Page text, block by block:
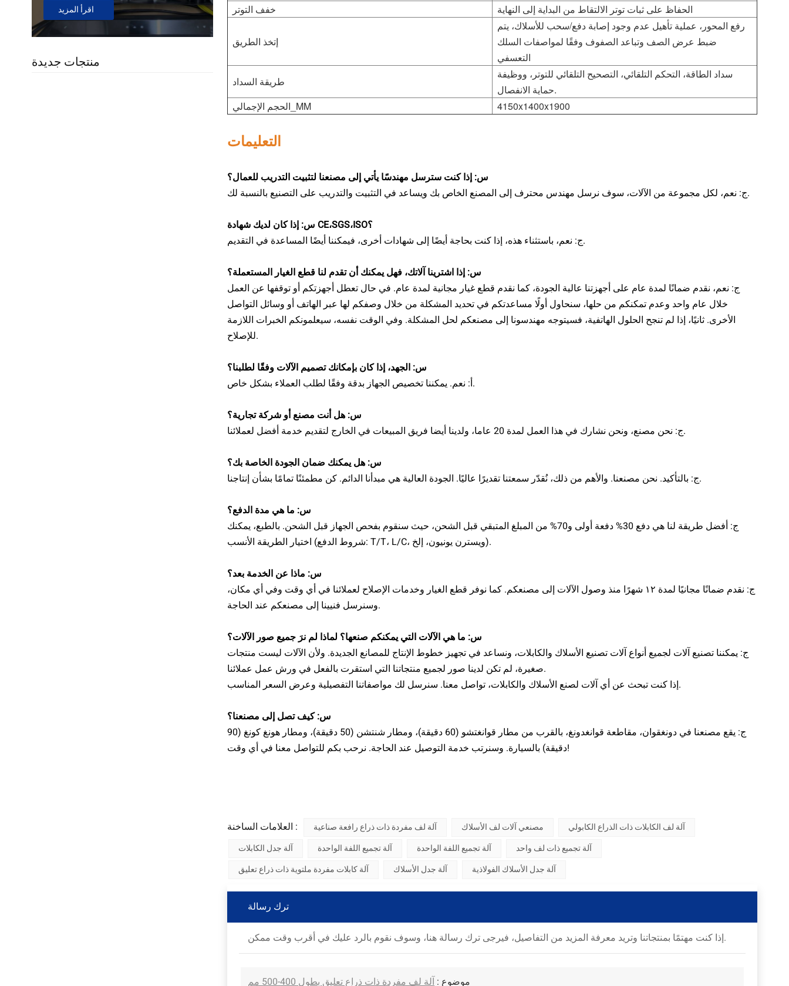
منتجات جديدة
خفف التوتر
الحفاظ على ثبات توتر الالتقاط من البداية إلى النهاية
إتخذ الطريق
رفع المحور، عملية تأهيل عدم وجود إصابة دفع/سحب للأسلاك، يتم
ضبط عرض الصف وتباعد الصفوف وفقًا لمواصفات السلك
التعسفي
طريقة السداد
سداد الطاقة، التحكم التلقائي، التصحيح التلقائي للتوتر، ووظيفة
حماية الانفصال.
الحجم الإجمالي_MM
4150x1400x1900
التعليمات
س: إذا كنت سترسل مهندسًا يأتي إلى مصنعنا لتثبيت التدريب للعمال؟
ج: نعم، لكل مجموعة من الآلات، سوف نرسل مهندس محترف إلى المصنع الخاص بك ويساعد في التثبيت والتدريب على التصنيع بالنسبة لك.
س: إذا كان لديك شهادة CE،SGS،ISO؟
ج: نعم، باستثناء هذه، إذا كنت بحاجة أيضًا إلى شهادات أخرى، فيمكننا أيضًا المساعدة في التقديم.
س: إذا اشترينا آلاتك، فهل يمكنك أن تقدم لنا قطع الغيار المستعملة؟
ج: نعم، نقدم ضمانًا لمدة عام على أجهزتنا عالية الجودة، كما نقدم قطع غيار مجانية لمدة عام. في حال تعطل أجهزتكم أو توقفها عن العمل
خلال عام واحد وعدم تمكنكم من حلها، سنحاول أولًا مساعدتكم في تحديد المشكلة من خلال وصفكم لها عبر الهاتف أو وسائل التواصل
الأخرى. ثانيًا، إذا لم تنجح الحلول الهاتفية، فسيتوجه مهندسونا إلى مصنعكم لحل المشكلة. وفي الوقت نفسه، سيعلمونكم الخبرات اللازمة
للإصلاح.
س: الجهد، إذا كان بإمكانك تصميم الآلات وفقًا لطلبنا؟
أ: نعم.يمكننا تخصيص الجهاز بدقة وفقًا لطلب العملاء بشكل خاص.
س: هل أنت مصنع أو شركة تجارية؟
ج: نحن مصنع، ونحن نشارك في هذا العمل لمدة 20 عاما، ولدينا أيضا فريق المبيعات في الخارج لتقديم خدمة أفضل لعملائنا.
س: هل يمكنك ضمان الجودة الخاصة بك؟
ج: بالتأكيد. نحن مصنعنا. والأهم من ذلك، نُقدّر سمعتنا تقديرًا عاليًا. الجودة العالية هي مبدأنا الدائم. كن مطمئنًا تمامًا بشأن إنتاجنا.
س: ما هي مدة الدفع؟
ج: أفضل طريقة لنا هي دفع 30% دفعة أولى و70% من المبلغ المتبقي قبل الشحن، حيث سنقوم بفحص الجهاز قبل الشحن. بالطبع، يمكنك
اختيار الطريقة الأنسب (شروط الدفع: T/T، L/C، ويسترن يونيون، إلخ).
س: ماذا عن الخدمة بعد؟
ج: نقدم ضمانًا مجانيًا لمدة ١٢ شهرًا منذ وصول الآلات إلى مصنعكم. كما نوفر قطع الغيار وخدمات الإصلاح لعملائنا في أي وقت وفي أي مكان،
وسنرسل فنيينا إلى مصنعكم عند الحاجة.
س: ما هي الآلات التي يمكنكم صنعها؟ لماذا لم نرَ جميع صور الآلات؟
ج: يمكننا تصنيع آلات لجميع أنواع آلات تصنيع الأسلاك والكابلات، ونساعد في تجهيز خطوط الإنتاج للمصانع الجديدة. ولأن الآلات ليست منتجات
صغيرة، لم تكن لدينا صور لجميع منتجاتنا التي استقرت بالفعل في ورش عمل عملائنا.
إذا كنت تبحث عن أي آلات لصنع الأسلاك والكابلات، تواصل معنا. سنرسل لك مواصفاتنا التفصيلية وعرض السعر المناسب.
س: كيف تصل إلى مصنعنا؟
ج: يقع مصنعنا في دونغقوان، مقاطعة قوانغدونغ، بالقرب من مطار قوانغتشو (60 دقيقة)، ومطار شنتشن (50 دقيقة)، ومطار هونغ كونغ (90
دقيقة) بالسيارة. وسنرتب خدمة التوصيل عند الحاجة. نرحب بكم للتواصل معنا في أي وقت!
العلامات الساخنة : آلة لف مفردة ذات ذراع رافعة صناعية مصنعي آلات لف الأسلاك
آلة لف الكابلات ذات الذراع الكابولي
آلة جدل الكابلات
آلة تجميع اللفة الواحدة آلة تجميع اللفة الواحدة
آلة تجميع ذات لف واحد
آلة كابلات مفردة ملتوية ذات ذراع تعليق
آلة جدل الأسلاك آلة جدل الأسلاك الفولاذية
ترك رسالة
إذا كنت مهتمًا بمنتجاتنا وتريد معرفة المزيد من التفاصيل، فيرجى ترك رسالة هنا، وسوف نقوم بالرد عليك في أقرب وقت ممكن.
موضوع : آلة لف مفردة ذات ذراع تعليق بطول 400-500 مم